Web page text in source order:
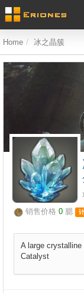
Home 冰之晶簇
销售价格 0 腮
A large
Catalyst